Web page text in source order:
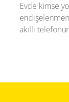
Evde kimse
akıllı